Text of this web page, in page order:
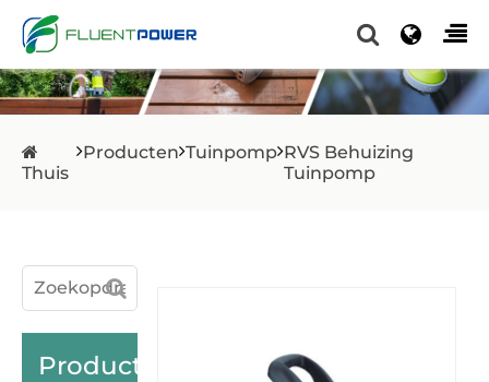
Thuis
Producten Tuinpomp RVS Behuizing
Tuinpomp
Producten